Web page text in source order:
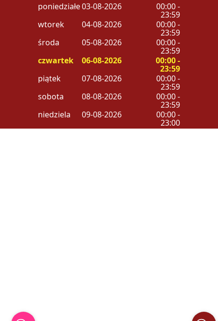
poniedziałek03-08-2026 00:00 -
23:59
wtorek
04-08-2026 00:00 -
23:59
środa
05-08-2026 00:00 -
23:59
czwartek
06-08-2026 00:00 -
23:59
piątek
07-08-2026 00:00 -
23:59
sobota
08-08-2026 00:00 -
23:59
niedziela
09-08-2026 00:00 -
23:00